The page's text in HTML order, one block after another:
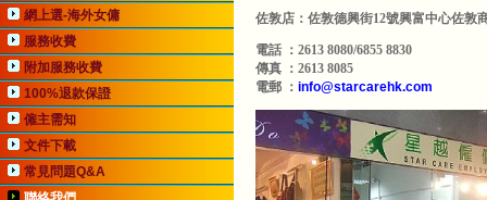
網上選-海外女傭
服務收費
附加服務收費
100%退款保證
僱主需知
文件下載
常見問題Q&A
佐敦店：佐敦德興街12號興富中心佐敦
電話 ：2613 8080/6855 8830
傳真 ：2613 8085
電郵 ： info@starcarehk.com